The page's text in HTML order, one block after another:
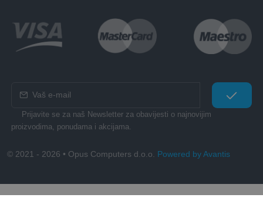
Prijavite se za naš Newsletter za obavijesti o najnovijim
proizvodima, ponudama i akcijama.
© 2021 - 2026 • Opus Computers d.o.o. Powered by Avantis